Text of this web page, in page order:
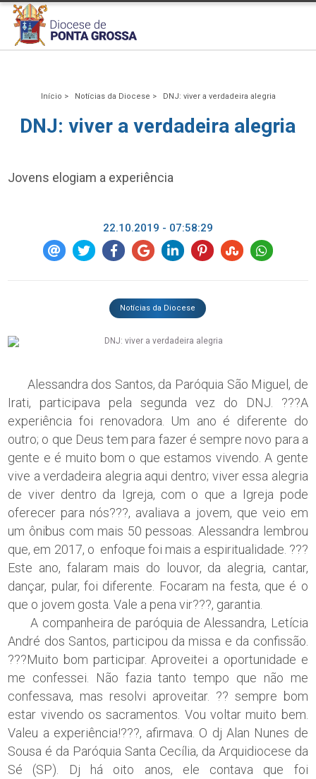
Início > Notícias da Diocese > DNJ: viver a verdadeira alegria
DNJ: viver a verdadeira alegria
Jovens elogiam a experiência
22.10.2019 - 07:58:29
Notícias da Diocese
Alessandra dos Santos, da Paróquia São Miguel, de
Irati, participava pela segunda vez do DNJ. ???A
experiência foi renovadora. Um ano é diferente do
outro; o que Deus tem para fazer é sempre novo para a
gente e é muito bom o que estamos vivendo. A gente
vive a verdadeira alegria aqui dentro; viver essa alegria
de viver dentro da Igreja, com o que a Igreja pode
oferecer para nós???, avaliava a jovem, que veio em
um ônibus com mais 50 pessoas. Alessandra lembrou
que, em 2017, o enfoque foi mais a espiritualidade. ???
Este ano, falaram mais do louvor, da alegria, cantar,
dançar, pular, foi diferente. Focaram na festa, que é o
que o jovem gosta. Vale a pena vir???, garantia.
A companheira de paróquia de Alessandra, Letícia
André dos Santos, participou da missa e da confissão.
???Muito bom participar. Aproveitei a oportunidade e
me confessei. Não fazia tanto tempo que não me
confessava, mas resolvi aproveitar. ?? sempre bom
estar vivendo os sacramentos. Vou voltar muito bem.
Valeu a experiência!???, afirmava. O dj Alan Nunes de
Sousa é da Paróquia Santa Cecília, da Arquidiocese da
Sé (SP). Dj há oito anos, ele contava que foi